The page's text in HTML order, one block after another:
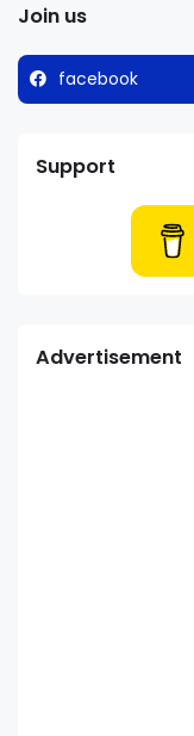
Join us
facebook
Support
Advertisement